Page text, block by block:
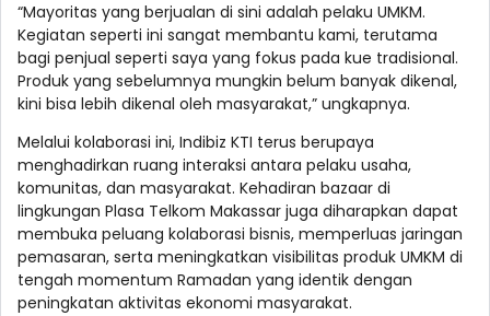
“Mayoritas yang berjualan di sini adalah pelaku UMKM.
Kegiatan seperti ini sangat membantu kami, terutama
bagi penjual seperti saya yang fokus pada kue tradisional.
Produk yang sebelumnya mungkin belum banyak dikenal,
kini bisa lebih dikenal oleh masyarakat,” ungkapnya.
Melalui kolaborasi ini, Indibiz KTI terus berupaya
menghadirkan ruang interaksi antara pelaku usaha,
komunitas, dan masyarakat. Kehadiran bazaar di
lingkungan Plasa Telkom Makassar juga diharapkan dapat
membuka peluang kolaborasi bisnis, memperluas jaringan
pemasaran, serta meningkatkan visibilitas produk UMKM di
tengah momentum Ramadan yang identik dengan
peningkatan aktivitas ekonomi masyarakat.